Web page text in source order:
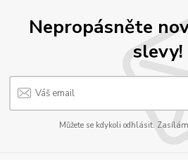
Nepropásněte
slevy!
Můžete se kdykoli odhlásit.